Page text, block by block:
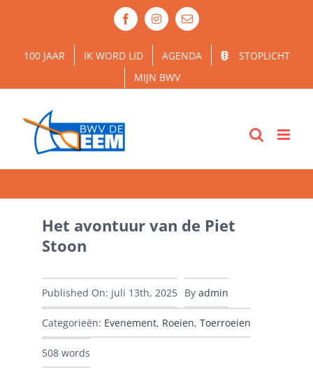
inhoud
FacebookInstagram
E-
mail
100 JAAR IK WORD LID AGENDA
STOPLICHT
MIJN BWV
Het avontuur van de Piet
Stoon
Published On: juli 13th, 2025 By admin
Categorieën: Evenement, Roeien, Toerroeien
508 words